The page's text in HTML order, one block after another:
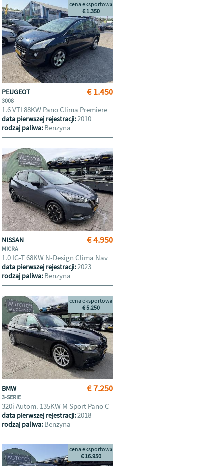
€ 1.450
cena eksportowa
€ 1.350
PEUGEOT
3008
1.6 VTI 88KW Pano Clima Premiere
data pierwszej rejestracji:2010
rodzaj paliwa: Benzyna
€ 4.950
NISSAN
MICRA
1.0 IG-T 68KW N-Design Clima Nav
data pierwszej rejestracji:2023
rodzaj paliwa: Benzyna
€ 7.250
cena eksportowa
€ 5.250
BMW
3-SERIE
320i Autom. 135KW M Sport Pano C
data pierwszej rejestracji:2018
rodzaj paliwa: Benzyna
cena eksportowa
€ 16.950